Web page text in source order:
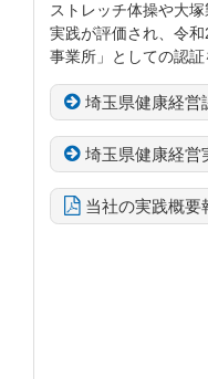
ストレッチ体操や大
実践が評価され、令
事業所」としての認証
埼玉県健康経営
埼玉県健康経営
当社の実践概要